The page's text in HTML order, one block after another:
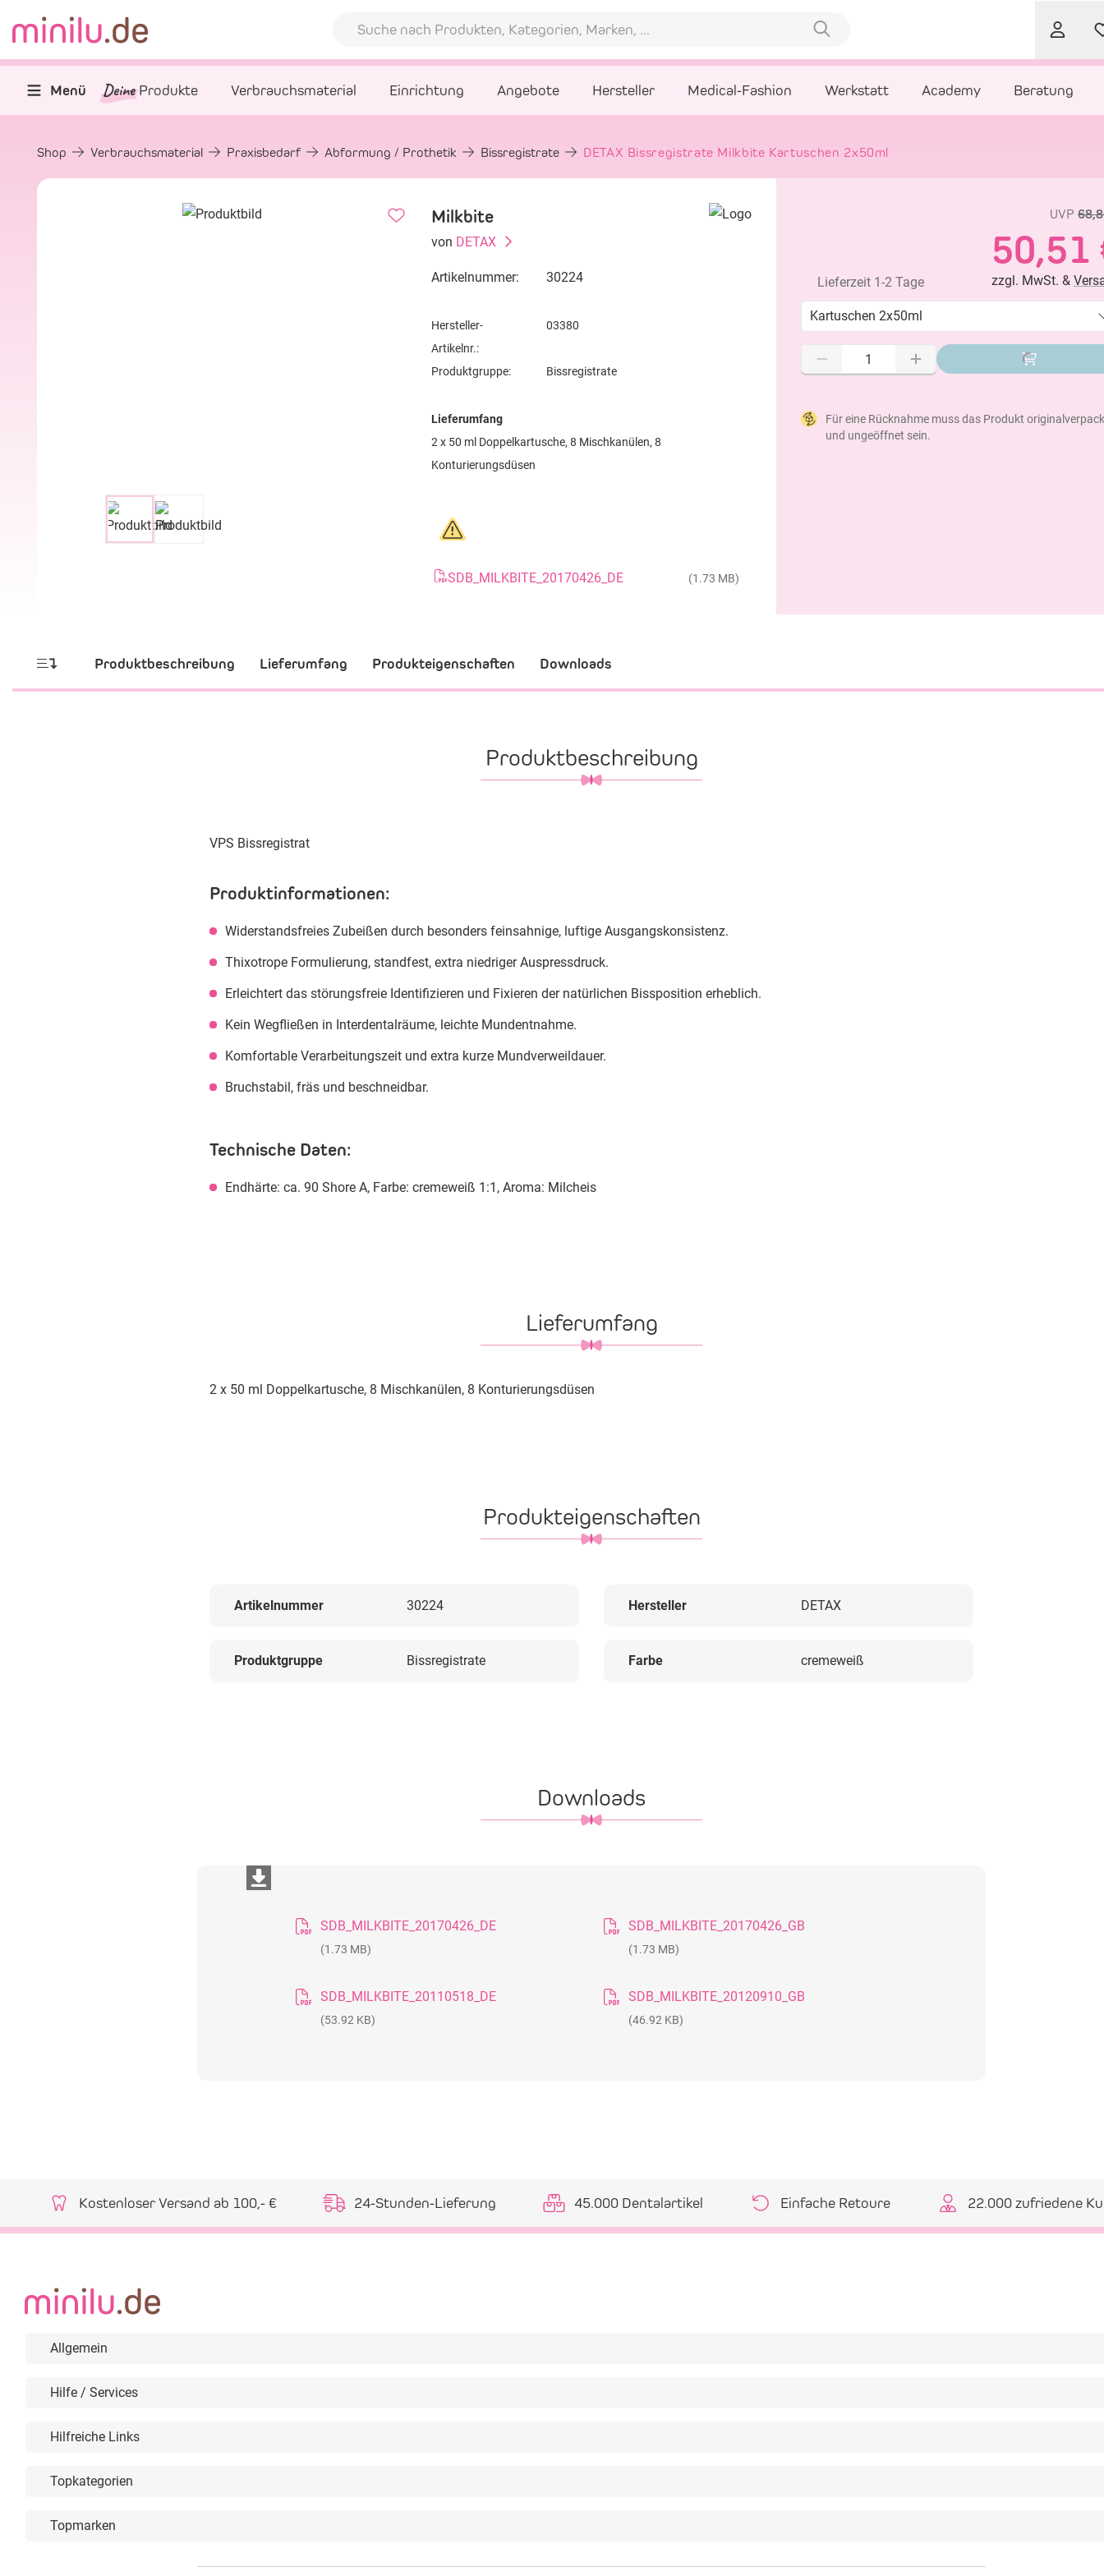
Menü Deine Produkte Verbrauchsmaterial Einrichtung Angebote Hersteller Medical-Fashion Werkstatt Academy Beratung
Shop Verbrauchsmaterial Praxisbedarf Abformung / Prothetik Bissregistrate DETAX Bissregistrate Milkbite Kartuschen 2x50ml
Milkbite
von DETAX
Artikelnummer: 30224
Hersteller-
Artikelnr.:
03380
Produktgruppe: Bissregistrate
Lieferumfang
2 x 50 ml Doppelkartusche, 8 Mischkanülen, 8
Konturierungsdüsen
SDB_MILKBITE_20170426_DE (1.73 MB)
UVP
50,51
Lieferzeit 1-2 Tage zzgl. MwSt. &
Kartuschen 2x50ml
Für eine Rücknahme muss das Produkt
und ungeöffnet sein.
Produktbeschreibung Lieferumfang Produkteigenschaften Downloads
Produktbeschreibung
VPS Bissregistrat
Produktinformationen:
Widerstandsfreies Zubeißen durch besonders feinsahnige, luftige Ausgangskonsistenz.
Thixotrope Formulierung, standfest, extra niedriger Auspressdruck.
Erleichtert das störungsfreie Identifizieren und Fixieren der natürlichen Bissposition erheblich.
Kein Wegfließen in Interdentalräume, leichte Mundentnahme.
Komfortable Verarbeitungszeit und extra kurze Mundverweildauer.
Bruchstabil, fräs und beschneidbar.
Technische Daten:
Endhärte: ca. 90 Shore A, Farbe: cremeweiß 1:1, Aroma: Milcheis
Lieferumfang
2 x 50 ml Doppelkartusche, 8 Mischkanülen, 8 Konturierungsdüsen
Produkteigenschaften
Artikelnummer 30224 Hersteller DETAX
Produktgruppe Bissregistrate Farbe cremeweiß
Downloads
SDB_MILKBITE_20170426_DE
(1.73 MB)
SDB_MILKBITE_20170426_GB
(1.73 MB)
SDB_MILKBITE_20110518_DE
(53.92 KB)
SDB_MILKBITE_20120910_GB
(46.92 KB)
Kostenloser Versand ab 100,- € 24-Stunden-Lieferung 45.000 Dentalartikel Einfache Retoure 22.000 zufriedene
Allgemein
Hilfe / Services
Hilfreiche Links
Topkategorien
Topmarken